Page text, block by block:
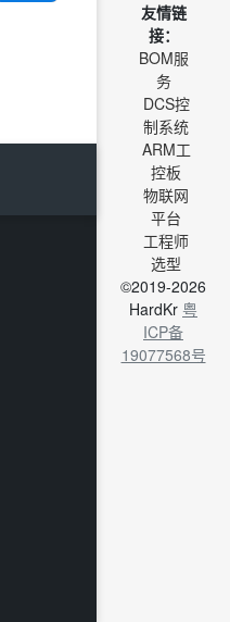
友情链
接：
BOM服
务
DCS控
制系统
ARM工
控板
物联网
平台
工程师
选型
©2019-2026
HardKr 粤
ICP备
19077568号